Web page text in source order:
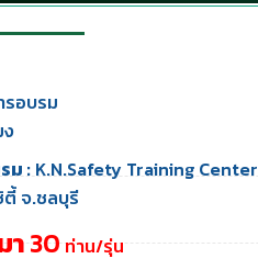
รอบรม
ง
ม :K.N.Safety Training Center
จ.ชลบุรี
า30ท่าน/รุ่น